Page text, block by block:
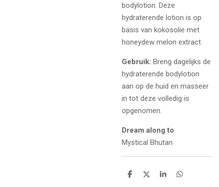
bodylotion. Deze
hydraterende lotion is op
basis van kokosolie met
honeydew melon extract.
Gebruik: Breng dagelijks de
hydraterende bodylotion
aan op de huid en masseer
in tot deze volledig is
opgenomen.
Dream along to
Mystical Bhutan
D
D
S
D